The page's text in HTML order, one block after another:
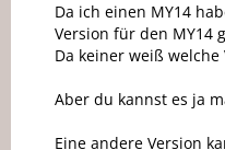
Da ich einen MY14
Version für den MY14
Da keiner weiß
Aber du kannst es ja
Eine andere Version